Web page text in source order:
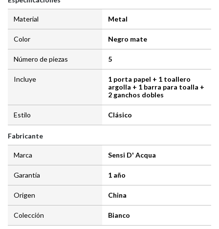
Material Metal
Color Negro mate
Número de piezas 5
Incluye
1 porta papel + 1 toallero
argolla + 1 barra para toalla +
2 ganchos dobles
Estilo Clásico
Fabricante
Marca Sensi D' Acqua
Garantía 1 año
Origen China
Colección Bianco